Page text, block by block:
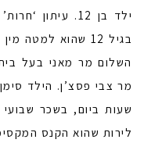
בגיל 12 שהוא
השלום מר מאני בעל
לירות שהוא הקנס